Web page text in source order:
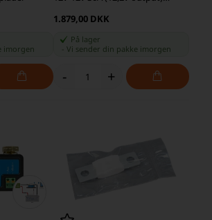
imorgen
1.879,00 DKK
På lager
Vi sender din pakke imorgen
- +